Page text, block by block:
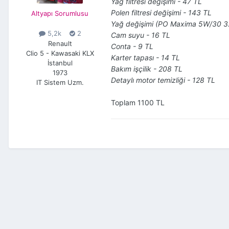
Altyapı Sorumlusu
5,2k
2
Renault
Clio 5 - Kawasaki KLX
İstanbul
1973
IT Sistem Uzm.
Polen filtresi değişimi - 143 TL
Yağ değişimi (PO Maxima 5W/30
Cam suyu - 16 TL
Conta - 9 TL
Karter tapası - 14 TL
Bakım işçilik - 208 TL
Detaylı motor temizliği - 128 TL
Toplam 1100 TL